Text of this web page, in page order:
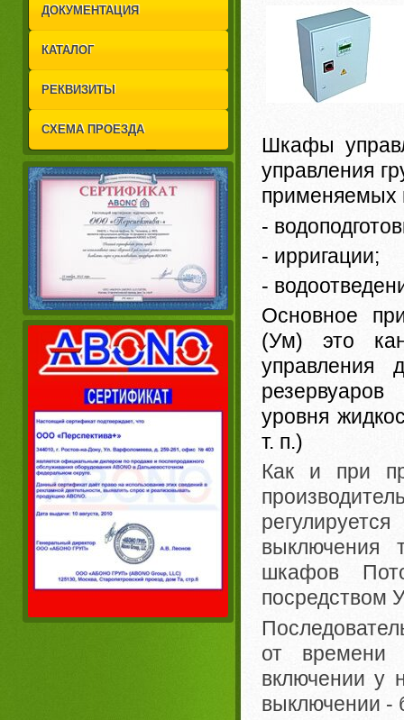
ДОКУМЕНТАЦИЯ
КАТАЛОГ
РЕКВИЗИТЫ
СХЕМА ПРОЕЗДА
Шкафы
управления
применяемых
-
- ирригации;
-
Основное
(Ум)
это
управления
уровня
т. п.)
Как и при
выключения
шкафов
посредством
от времени
включении у
выключении -